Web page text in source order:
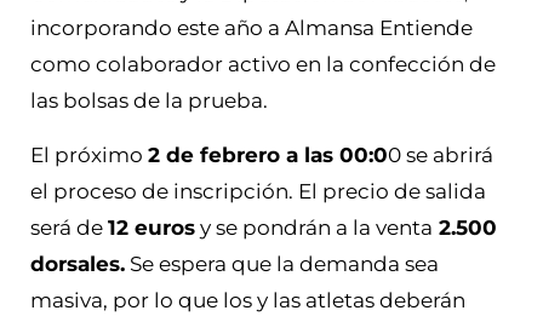
incorporando este año a Almansa Entiende
como colaborador activo en la confección de
las bolsas de la prueba.
El próximo 2 de febrero a las 00:00 se abrirá
el proceso de inscripción. El precio de salida
será de 12 euros y se pondrán a la venta 2.500
dorsales. Se espera que la demanda sea
masiva, por lo que los y las atletas deberán